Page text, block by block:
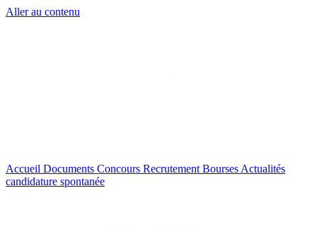
Aller au contenu
Accueil Documents Concours Recrutement Bourses Actualités
candidature spontanée